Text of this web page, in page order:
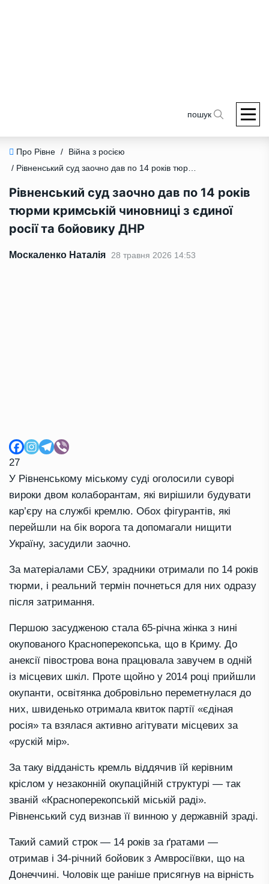
пошук
Про Рівне /
Війна з росією
/ Рівненський суд заочно дав по 14 років тюрми кримській чиновниці з єдиної росії та бойовику ДНР
Рівненський суд заочно дав по 14 років
тюрми кримській чиновниці з єдиної
росії та бойовику ДНР
Москаленко Наталія 28 травня 2026 14:53
27
У Рівненському міському суді оголосили суворі
вироки двом колаборантам, які вирішили будувати
кар’єру на службі кремлю. Обох фігурантів, які
перейшли на бік ворога та допомагали нищити
Україну, засудили заочно.
За матеріалами СБУ, зрадники отримали по 14 років
тюрми, і реальний термін почнеться для них одразу
після затримання.
Першою засудженою стала 65-річна жінка з нині
окупованого Красноперекопська, що в Криму. До
анексії півострова вона працювала завучем в одній
із місцевих шкіл. Проте щойно у 2014 році прийшли
окупанти, освітянка добровільно переметнулася до
них, швиденько отримала квиток партії «єдіная
росія» та взялася активно агітувати місцевих за
«рускій мір».
За таку відданість кремль віддячив їй керівним
кріслом у незаконній окупаційній структурі — так
званій «Красноперекопській міській раді».
Рівненський суд визнав її винною у державній зраді.
Такий самий строк — 14 років за ґратами —
отримав і 34-річний бойовик з Амвросіївки, що на
Донеччині. Чоловік ще раніше присягнув на вірність